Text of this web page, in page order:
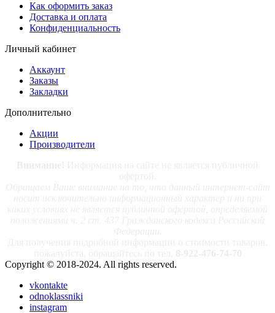
Как оформить заказ
Доставка и оплата
Конфиденциальность
Личный кабинет
Аккаунт
Заказы
Закладки
Дополнительно
Акции
Производители
Copyright © 2018-2024. All rights reserved.
vkontakte
odnoklassniki
instagram